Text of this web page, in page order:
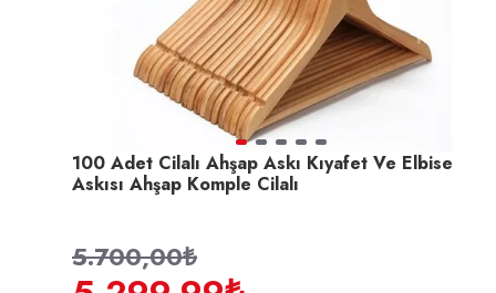
100 Adet Cilalı Ahşap Askı Kıyafet Ve Elbise
Askısı Ahşap Komple Cilalı
5.700,00₺